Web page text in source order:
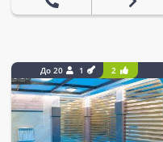
До 20 1 2